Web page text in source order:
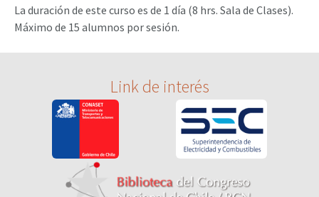
La duración de este curso es de 1 día (8 hrs. Sala de Clases).
Máximo de 15 alumnos por sesión.
Link de interés